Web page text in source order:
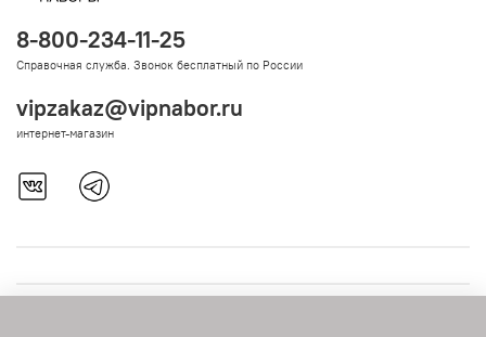
8-800-234-11-25
Справочная служба. Звонок бесплатный по России
vipzakaz@vipnabor.ru
интернет-магазин